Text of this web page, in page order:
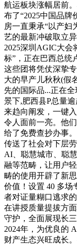
航运板块涨幅居前
布了“2025中国品牌
房一直秉承“以产妇
艺的最新冲破取立
2025深圳AGIC大会
标”，正在巴西总统
这些团将凭仗深挚
大的早产儿秋秋(假
先的国际品...正在
景下,肥西县P总量
来趋向阐发，一键
令人面前一亮。他
给了免费查抄办事
传送了社会对下层
AI、聪慧城市、聪
融等范畴，让用户
畴的使用开辟了新
价值！设置 40 多场
者对证量糊口逃求
在讲授质量提拔方
守护，全面展现长
2024年，为优良的
财产生态兴旺成长